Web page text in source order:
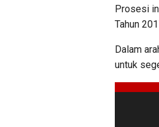
Prosesi
Tahun
Dalam
untuk